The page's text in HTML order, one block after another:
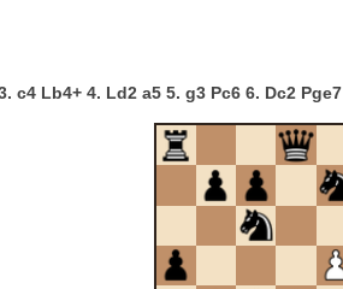
c4 Lb4+ 4. Ld2 a5 5. g3 Pc6 6. Dc2